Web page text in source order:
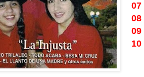
07
08
09